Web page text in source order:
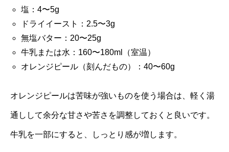
塩：4〜5g
ドライイースト：2.5〜3g
無塩バター：20〜25g
牛乳または水：160〜180ml（室温）
オレンジピール（刻んだもの）：40〜60g
オレンジピールは苦味が強いものを使う場合は、軽く湯
通しして余分な甘さや苦さを調整しておくと良いです。
牛乳を一部にすると、しっとり感が増します。